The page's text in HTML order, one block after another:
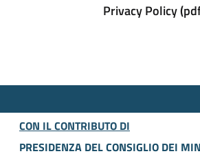
Privacy Policy
CON IL CONTRIBUTO DI
PRESIDENZA DEL CONSIGLIO DEI